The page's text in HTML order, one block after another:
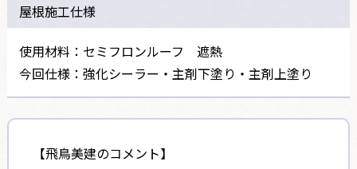
屋根施工仕様
使用材料：セミフロンルーフ 遮熱
今回仕様：強化シーラー・主剤下塗り・主剤上塗り
【飛鳥美建のコメント】